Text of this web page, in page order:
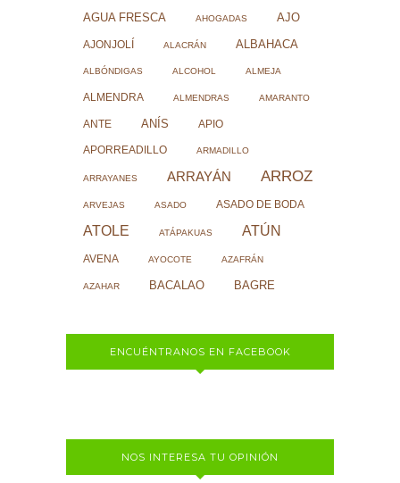
AGUA FRESCA AHOGADAS AJO
AJONJOLÍ ALACRÁN ALBAHACA
ALBÓNDIGAS ALCOHOL ALMEJA
ALMENDRA ALMENDRAS AMARANTO
ANTE ANÍS APIO
APORREADILLO ARMADILLO
ARRAYANES ARRAYÁN ARROZ
ARVEJAS ASADO ASADO DE BODA
ATOLE ATÁPAKUAS ATÚN
AVENA AYOCOTE AZAFRÁN
AZAHAR BACALAO BAGRE
ENCUÉNTRANOS EN FACEBOOK
NOS INTERESA TU OPINIÓN